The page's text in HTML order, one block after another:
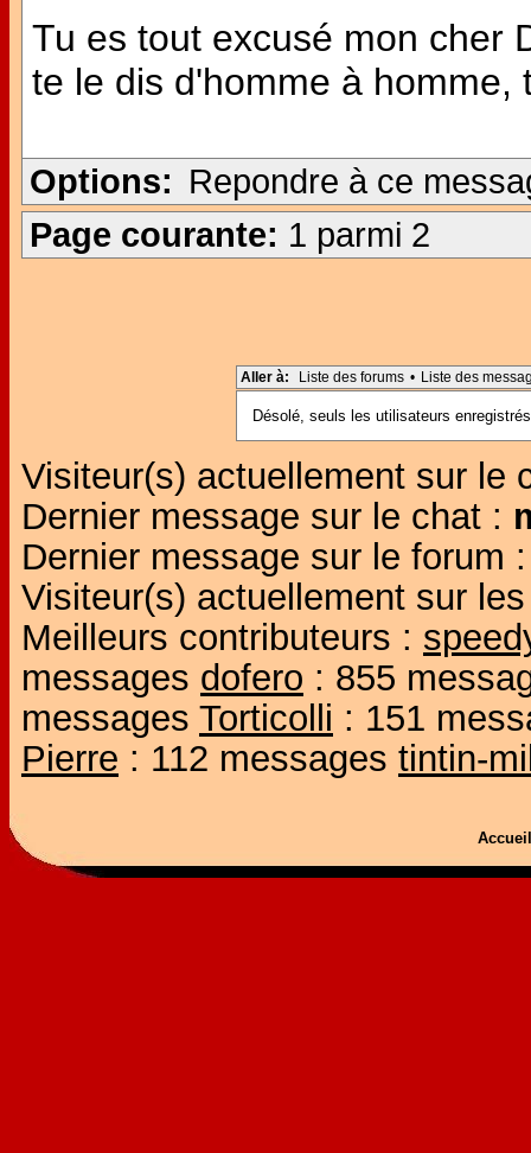
Tu es tout excusé mon cher
te le dis d'homme à homme,
Options: Repondre à ce
Page courante: 1 parmi 2
Aller à: Liste des forums • Liste des
Désolé, seuls les utilisateurs
Visiteur(s) actuellement sur le
Dernier message sur le chat :
Dernier message sur le forum
Visiteur(s) actuellement sur
Meilleurs contributeurs :
messages dofero : 855
messages Torticolli : 151
Pierre : 112 messages tintin-